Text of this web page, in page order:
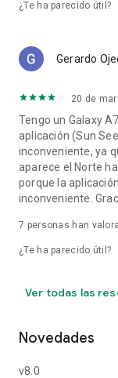
las flechas de
de 40 000
y búsqueda
proporciona las
solares, la posición
crepúsculo civil,
Opcional
para alertas de la
crepúsculo, o
Trayectorias de
muestra la
horas de salida y
Fechas de
ubicación remota
The Wall Street
¿Te ha parecido útil?
Gerardo
20 de
Tengo un Galaxy
aplicación (Sun
inconveniente, ya
aparece el Norte
porque la
inconveniente.
7 personas han
¿Te ha parecido útil?
Ver todas las
Novedades
v8.0